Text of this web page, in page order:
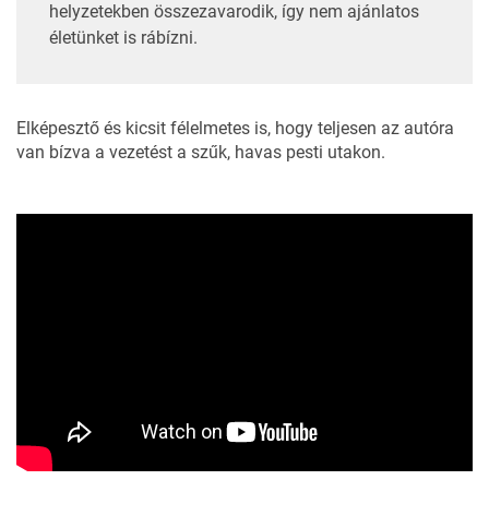
helyzetekben összezavarodik, így nem ajánlatos
életünket is rábízni.
Elképesztő és kicsit félelmetes is, hogy teljesen az autóra
van bízva a vezetést a szűk, havas pesti utakon.